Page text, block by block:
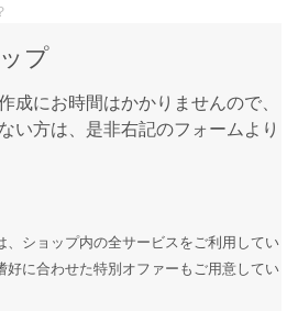
プ
成にお時間はかかりませんので、
い方は、是非右記のフォームより
、ショップ内の全サービスをご利用してい
好に合わせた特別オファーもご用意してい